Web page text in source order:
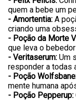
quem a bebe um
- Amortentia: A
criando uma
- Poção da Morte
que leva o
- Veritaserum: Um
responder a todas
- Poção
mente humana
- Poção Pepperup: